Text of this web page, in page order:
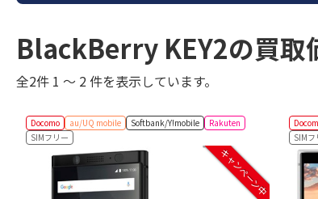
BlackBerry KEY2の買取
全2件 1 ～ 2 件を表示しています。
Docomo au/UQ mobile Softbank/Y!mobile
Rakuten
SIMフリー
キャンペーン中
SIMフ